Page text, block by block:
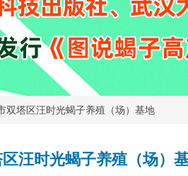
双塔区汪时光蝎子养殖（场）基地
汪时光蝎子养殖（场）